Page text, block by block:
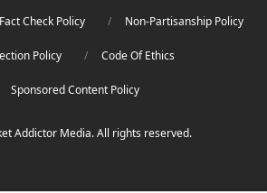
Fact Check Policy Non-Partisanship Policy
Policy Code Of Ethics
Sponsored Content Policy
Addictor Media. All rights reserved.